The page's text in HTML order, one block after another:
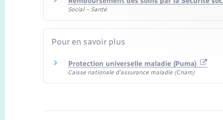
Social – Santé
Pour en savoir plus
Protection universelle maladie (Puma)
Caisse nationale d'assurance maladie (Cnam)